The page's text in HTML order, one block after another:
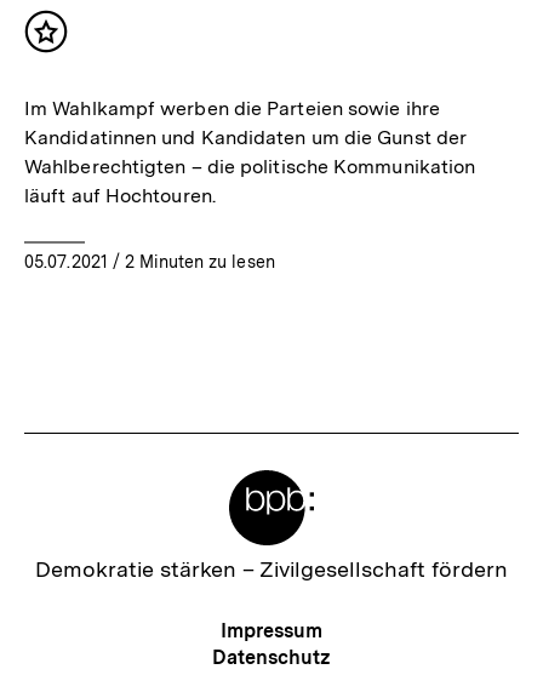
Inhalt
Im Wahlkampf werben die Parteien sowie ihre
Kandidatinnen und Kandidaten um die Gunst der
Wahlberechtigten – die politische Kommunikation
läuft auf Hochtouren.
05.07.2021 / 2 Minuten zu lesen
Zur
Demokratie stärken – Zivilgesellschaft fördern
Meta-
Navigation
Impressum
Datenschutz